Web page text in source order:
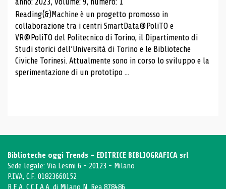
Reading(&)Machine è un progetto promosso in
collaborazione tra i centri SmartData@PoliTO e
VR@PoliTO del Politecnico di Torino, il Dipartimento di
Studi storici dell’Università di Torino e le Biblioteche
Civiche Torinesi. Attualmente sono in corso lo sviluppo e la
sperimentazione di un prototipo ...
Biblioteche oggi Trends - EDITRICE BIBLIOGRAFICA srl
Sede legale: Via Lesmi 6 - 20123 - Milano
P.IVA, C.F. 01823660152
R.E.A. C.C.I.A.A. di Milano N. Rea 878486